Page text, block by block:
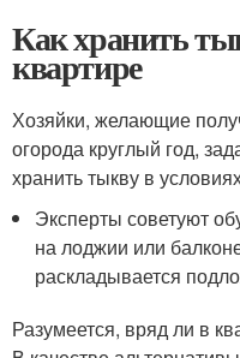
Как хранить
квартире
Хозяйки, желающие
огорода круглый год,
хранить тыкву в
Эксперты советуют
на лоджии или
раскладывается
Разумеется, вряд ли в